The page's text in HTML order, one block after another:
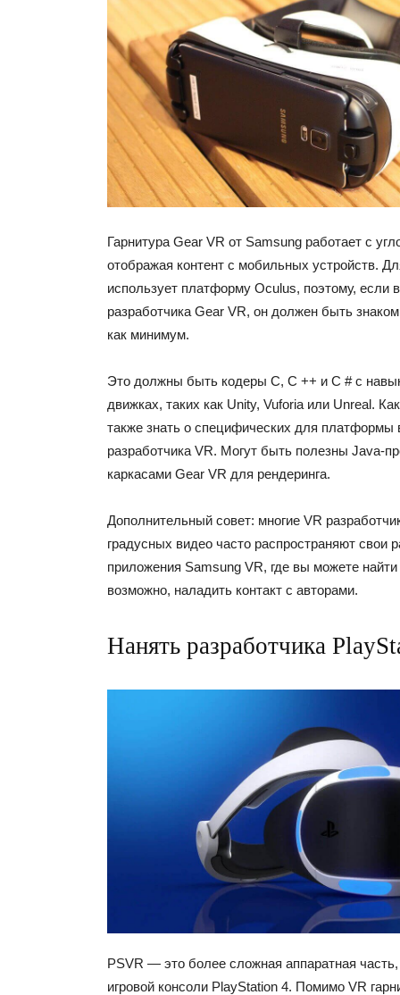
Гарнитура Gear VR от Samsung работает с
отображая контент с мобильных устройств.
использует платформу Oculus, поэтому, если
разработчика Gear VR, он должен быть
как минимум.
Это должны быть кодеры C, C ++ и C # с
движках, таких как Unity, Vuforia или Unreal.
также знать о специфических для платформы
разработчика VR. Могут быть полезны Java-
каркасами Gear VR для рендеринга.
Дополнительный совет: многие VR
градусных видео часто распространяют свои
приложения Samsung VR, где вы можете
возможно, наладить контакт с авторами.
Нанять разработчика
PSVR — это более сложная аппаратная
игровой консоли PlayStation 4. Помимо VR